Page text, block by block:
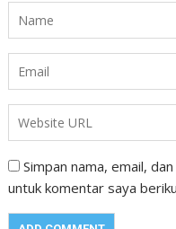
Simpan nama, email,
untuk komentar saya